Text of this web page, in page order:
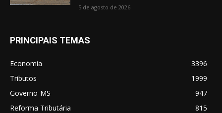
5 de agosto de 2026
PRINCIPAIS TEMAS
Economia
3396
Tributos
1999
Governo-MS
947
Reforma Tributária
815